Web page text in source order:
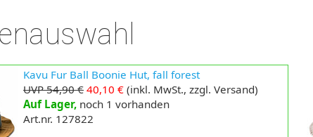
Kavu Fur Ball Boonie Hut, fall forest
UVP 54,90 € 40,10 € (inkl. MwSt., zzgl. Versand)
Auf Lager, noch 1 vorhanden
Art.nr. 127822